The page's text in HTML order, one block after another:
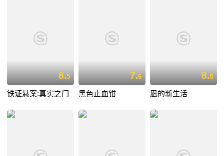
8.5
铁证悬案:真实之门
7.6
黑色止血钳
8.8
凪的新生活